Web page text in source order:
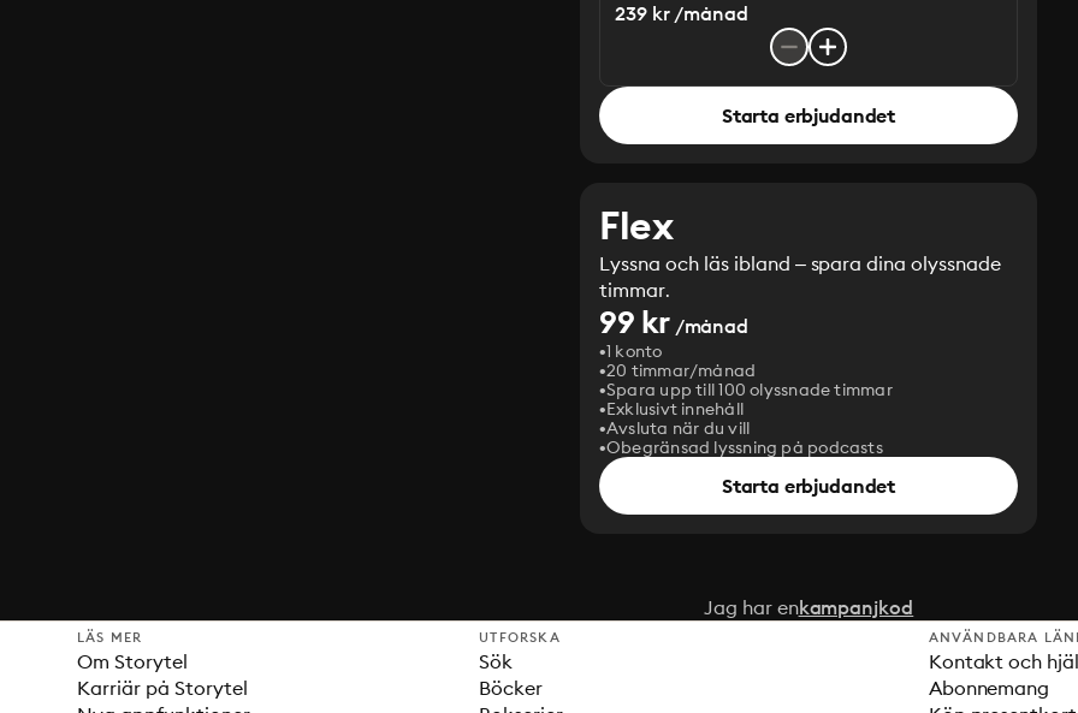
239 kr /månad
Starta erbjudandet
Flex
Lyssna och läs ibland – spara dina olyssnade
timmar.
99 kr/månad
1 konto
20 timmar/månad
Spara upp till 100 olyssnade timmar
Exklusivt innehåll
Avsluta när du vill
Obegränsad lyssning på podcasts
Starta erbjudandet
Jag har enkampanjkod
LÄS MER
Om Storytel
Karriär på Storytel
UTFORSKA
Sök
Böcker
ANVÄNDBARA
Kontakt och
Abonnemang